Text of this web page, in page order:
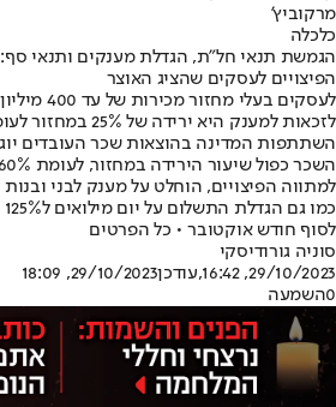
מרקוביץ'
כלכלה
הגמשת תנאי חל"ת, הגדלת מענקים ותנאי
הפיצויים לעסקים שהציג האוצר
לעסקים בעלי
לזכאות למענק היא
למתווה הפיצויים, הוחלט על מענק לבני
לסוף חודש אוקטובר • כל הפרטים
סוניה גורודיסקי
29/10/2023, 16:42
,עודכן29/10/2023, 18:09
0השמעה